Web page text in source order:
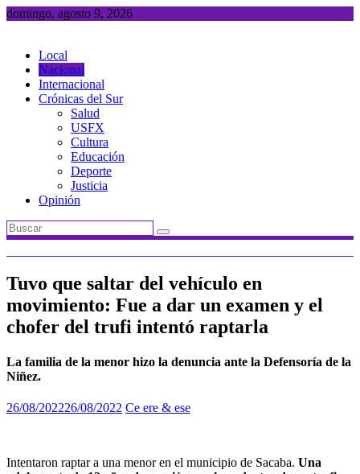
Saltar
domingo, agosto 9, 2026
Local
Nacional
Internacional
Crónicas del Sur
Salud
USFX
Cultura
Educación
Deporte
Justicia
Opinión
Tuvo que saltar del vehículo en
movimiento: Fue a dar un examen y el
chofer del trufi intentó raptarla
La familia de la menor hizo la denuncia ante la Defensoría de la
Niñez.
26/08/202226/08/2022 Ce ere & ese
Intentaron raptar a una menor en el municipio de Sacaba. Una